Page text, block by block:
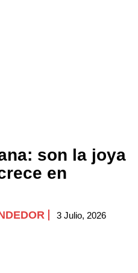
son la joya
en
3 Julio, 2026